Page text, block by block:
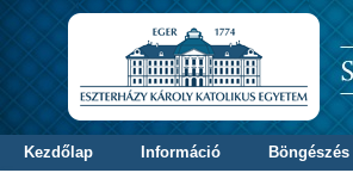
Kezdőlap Információ
Böngészés